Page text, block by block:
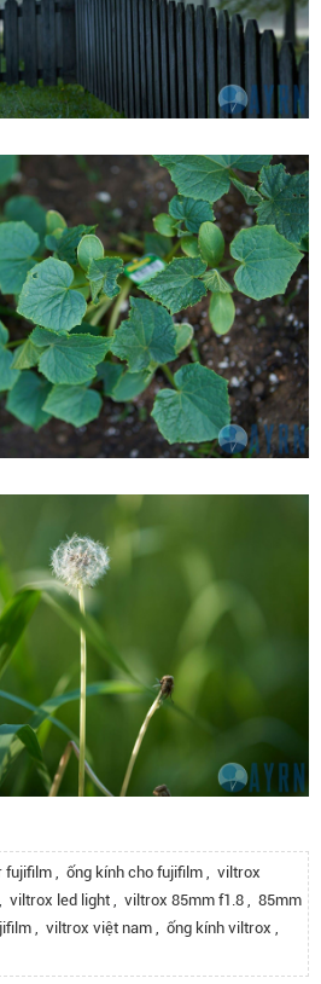
fujifilm , ống kính cho fujifilm , viltrox
, viltrox led light , viltrox 85mm f1.8 , 85mm
, viltrox việt nam , ống kính viltrox ,